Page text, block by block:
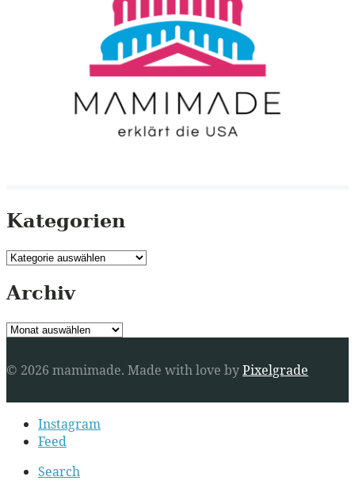
Kategorien
Kategorien
Archiv
Archiv
© 2026 mamimade. Made with love byPixelgrade
Secondary
navigationInstagram
Feed
Search